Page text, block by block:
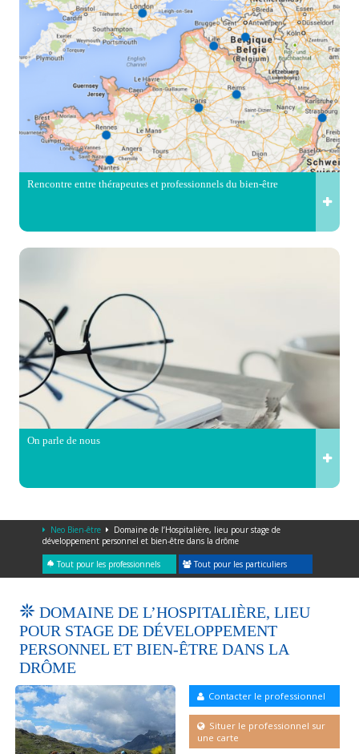
Rencontre entre thérapeutes et professionnels du bien-être
On parle de nous
Neo Bien-être
Domaine de l’Hospitalière, lieu pour stage de
développement personnel et bien-être dans la drôme
Tout pour les professionnels Tout pour les particuliers
DOMAINE DE L’HOSPITALIÈRE, LIEU
POUR STAGE DE DÉVELOPPEMENT
PERSONNEL ET BIEN-ÊTRE DANS LA
DRÔME
Contacter le professionnel
Situer le professionnel sur
une carte